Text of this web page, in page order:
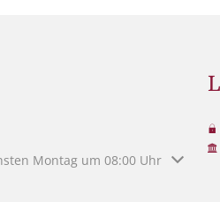
oder Schließzeiten
Montag um 08:00 Uhr